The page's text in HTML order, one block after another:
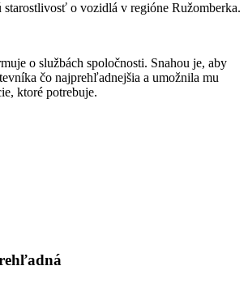
o vozidlá v regióne Ružomberka.
o službách spoločnosti. Snahou je, aby
čo najprehľadnejšia a umožnila mu
ktoré potrebuje.